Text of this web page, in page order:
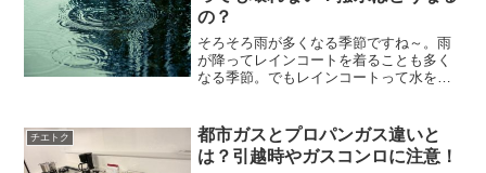
の？
そろそろ雨が多くなる季節ですね～。雨
が降ってレインコートを着ることも多く
なる季節。でもレインコートって水をは
いておくと臭くなっちゃうんですよ
ね・・！この記事ではレインコ...
チエトク
都市ガスとプロパンガス違いと
は？引越時やガスコンロに注意！